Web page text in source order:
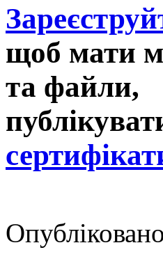
щоб мати
та файли,